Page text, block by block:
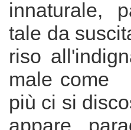
innaturale,
tale da
riso
male come
più ci si
appare